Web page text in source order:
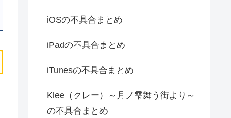
iOSの不具合まとめ
iPadの不具合まとめ
iTunesの不具合まとめ
Klee（クレー）～月ノ雫舞う街より～
の不具合まとめ